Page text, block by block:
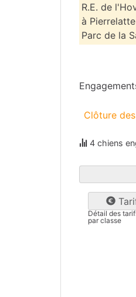
R.E. de
à
Parc de la
Clôture
4 chiens
Détail des
par classe